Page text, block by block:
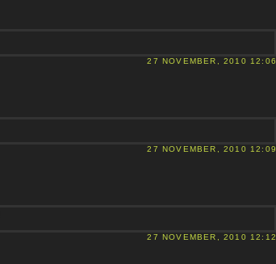
27 NOVEMBER, 2010 12:06
27 NOVEMBER, 2010 12:09
27 NOVEMBER, 2010 12:12